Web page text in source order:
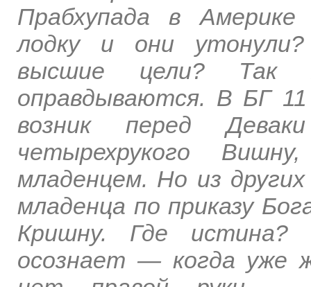
Прабхупада в
лодку и они
высшие цели? Так
оправдываются. В БГ
возник перед
четырехрукого
младенцем. Но из
младенца по приказу
Кришну. Где истина?
осознает — когда уже